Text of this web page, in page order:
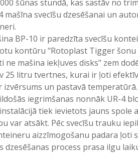
šūnas stundā, kas sastāv no
mašīna svecīšu dzesēšanai un
BP-10 ir paredzīta svecīšu
kontūru "Rotoplast Tigger
mašina iekļuves disks" zem
25 litru tvertnes, kurai ir ļoti
un pastavā
iegrimšanas nonnāk UR-4
tiek ievietots jauns
var atsākt. Pēc svecīšu trauku
aizzīmogošanu padara ļoti
dzesēšanas process prasa ilgu